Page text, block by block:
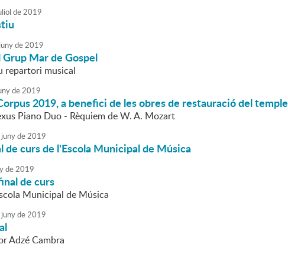
de2019
junyde2019
Mar de Gospel
repartori musical
de2019
2019, a benefici de les obres de restauració del temple
Piano Duo - Rèquiem de W. A. Mozart
junyde2019
de curs de l'Escola Municipal de Música
de2019
de curs
Municipal de Música
junyde2019
Adzé Cambra